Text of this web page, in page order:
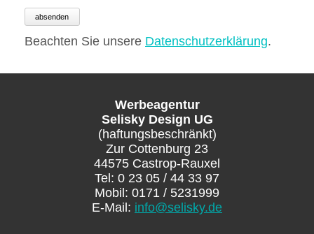
absenden
Beachten Sie unsere Datenschutzerklärung.
Werbeagentur
Selisky Design UG
(haftungsbeschränkt)
Zur Cottenburg 23
44575 Castrop-Rauxel
Tel: 0 23 05 / 44 33 97
Mobil: 0171 / 5231999
E-Mail: info@selisky.de